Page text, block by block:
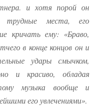
и хотя порой он
трудные места, его
кричать ему: «Браво,
в конце концов он и
удары смычком,
и красиво, обладая
музыка вообще и
его увлечениями».